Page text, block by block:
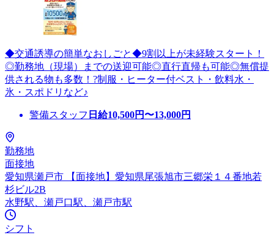
◆交通誘導の簡単なおしごと◆9割以上が未経験スタート！
◎勤務地（現場）までの送迎可能◎直行直帰も可能◎無償提
供される物も多数！?制服・ヒーター付ベスト・飲料水・
氷・スポドリなど♪
警備スタッフ 日給10,500円〜13,000円
勤務地
面接地
愛知県瀬戸市 【面接地】愛知県尾張旭市三郷栄１４番地若
杉ビル2B
水野駅、瀬戸口駅、瀬戸市駅
シフト